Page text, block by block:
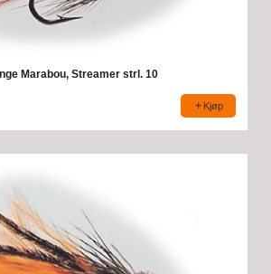
Marabou, Streamer strl. 10
Kjøp